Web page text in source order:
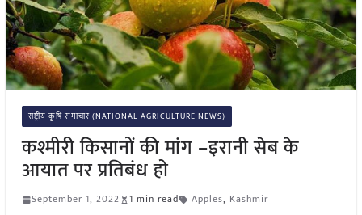
राष्ट्रीय कृषि समाचार (NATIONAL AGRICULTURE NEWS)
कश्मीरी किसानों की मांग –इरानी सेब के
आयात पर प्रतिबंध हो
September 1, 2022 1 min read Apples, Kashmir